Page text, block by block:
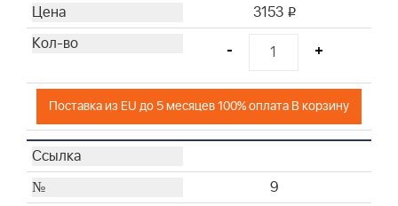
3153 i
- +
Поставка из EU до 5 месяцев 100% оплата В корзину
9